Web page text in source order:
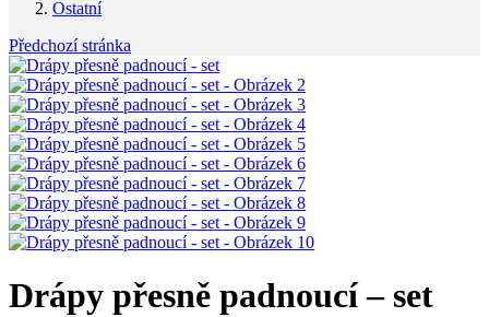
Ostatní
Předchozí stránka
Drápy přesně padnoucí – set